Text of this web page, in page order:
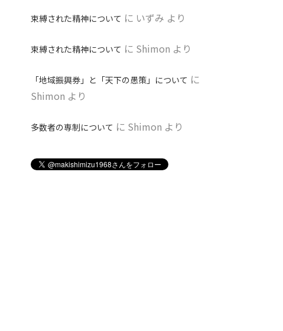
束縛された精神について に いずみ より
束縛された精神について に Shimon より
「地域振興券」と「天下の愚策」について に
Shimon より
多数者の専制について に Shimon より